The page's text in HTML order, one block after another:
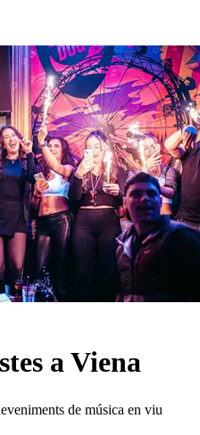
a Viena
de música en viu